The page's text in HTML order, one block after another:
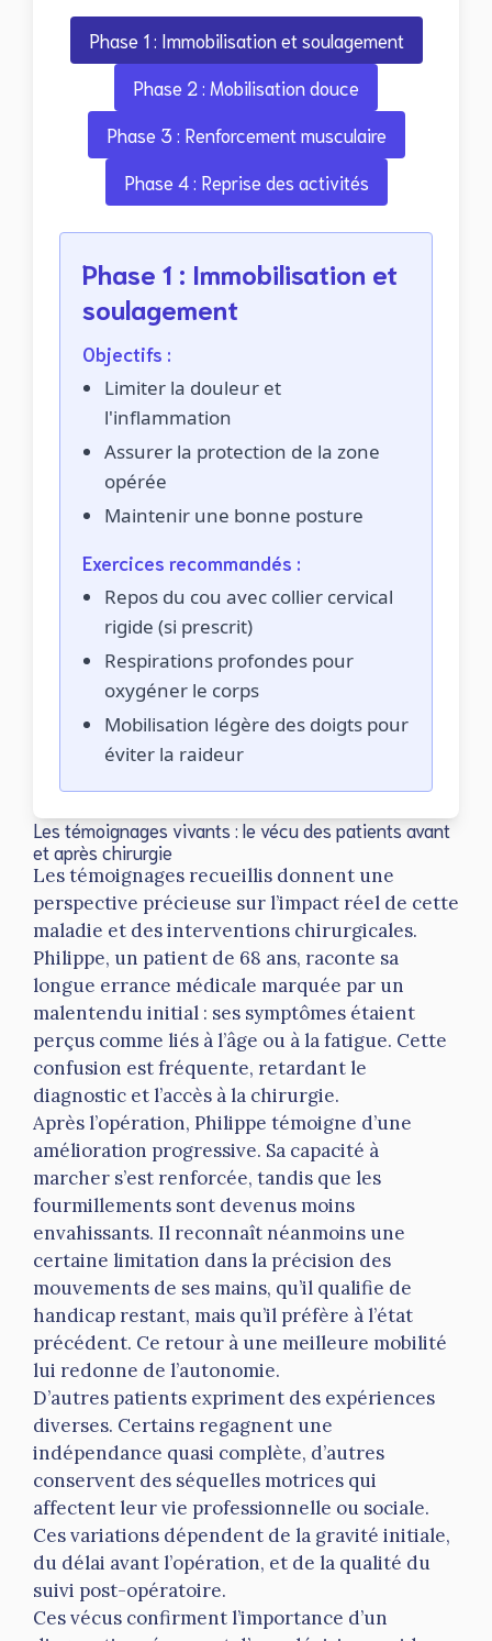
Phase 1 : Immobilisation et soulagement
Phase 2 : Mobilisation douce
Phase 3 : Renforcement musculaire
Phase 4 : Reprise des activités
Phase 1 : Immobilisation et
soulagement
Objectifs :
Limiter la douleur et
l'inflammation
Assurer la protection de la zone
opérée
Maintenir une bonne posture
Exercices recommandés :
Repos du cou avec collier cervical
rigide (si prescrit)
Respirations profondes pour
oxygéner le corps
Mobilisation légère des doigts pour
éviter la raideur
Les témoignages vivants : le vécu des patients avant
et après chirurgie
Les témoignages recueillis donnent une
perspective précieuse sur l’impact réel de cette
maladie et des interventions chirurgicales.
Philippe, un patient de 68 ans, raconte sa
longue errance médicale marquée par un
malentendu initial : ses symptômes étaient
perçus comme liés à l’âge ou à la fatigue. Cette
confusion est fréquente, retardant le
diagnostic et l’accès à la chirurgie.
Après l’opération, Philippe témoigne d’une
amélioration progressive. Sa capacité à
marcher s’est renforcée, tandis que les
fourmillements sont devenus moins
envahissants. Il reconnaît néanmoins une
certaine limitation dans la précision des
mouvements de ses mains, qu’il qualifie de
handicap restant, mais qu’il préfère à l’état
précédent. Ce retour à une meilleure mobilité
lui redonne de l’autonomie.
D’autres patients expriment des expériences
diverses. Certains regagnent une
indépendance quasi complète, d’autres
conservent des séquelles motrices qui
affectent leur vie professionnelle ou sociale.
Ces variations dépendent de la gravité initiale,
du délai avant l’opération, et de la qualité du
suivi post-opératoire.
Ces vécus confirment l’importance d’un